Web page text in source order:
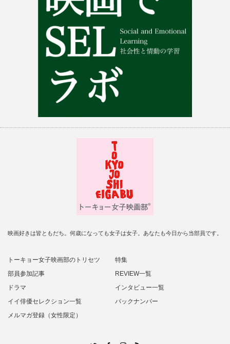
映画好きは皆ともだち。何歳になっても女子は女子。あなたも今日から当部員です。
トーキョー女子映画部のトリセツ
特集
部員参加記事
REVIEW一覧
ドラマ
インタビュー一覧
イイ俳優セレクション一覧
バックナンバー
メルマガ登録（女性限定）